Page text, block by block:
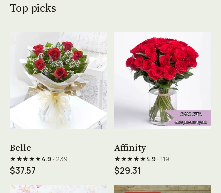
Top picks
Belle
★★★★★4.9· 239
$37.57
Affinity
★★★★★4.9· 119
$29.31